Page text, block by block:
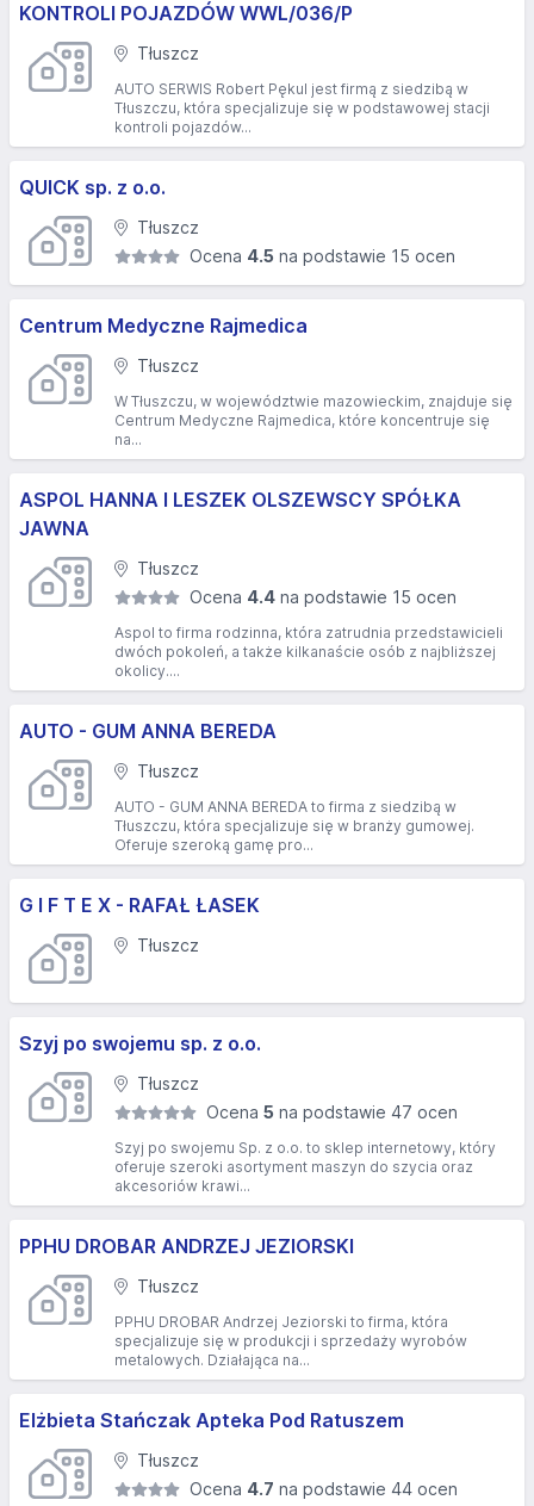
KONTROLI POJAZDÓW WWL/036/P
Tłuszcz
AUTO SERWIS Robert Pękul jest firmą z siedzibą w
Tłuszczu, która specjalizuje się w podstawowej stacji
kontroli pojazdów...
QUICK sp. z o.o.
Tłuszcz
Ocena 4.5 na podstawie 15 ocen
Centrum Medyczne Rajmedica
Tłuszcz
W Tłuszczu, w województwie mazowieckim, znajduje się
Centrum Medyczne Rajmedica, które koncentruje się
na...
ASPOL HANNA I LESZEK OLSZEWSCY SPÓŁKA
JAWNA
Tłuszcz
Ocena 4.4 na podstawie 15 ocen
Aspol to firma rodzinna, która zatrudnia przedstawicieli
dwóch pokoleń, a także kilkanaście osób z najbliższej
okolicy....
AUTO - GUM ANNA BEREDA
Tłuszcz
AUTO - GUM ANNA BEREDA to firma z siedzibą w
Tłuszczu, która specjalizuje się w branży gumowej.
Oferuje szeroką gamę pro...
G I F T E X - RAFAŁ ŁASEK
Tłuszcz
Szyj po swojemu sp. z o.o.
Tłuszcz
Ocena 5 na podstawie 47 ocen
Szyj po swojemu Sp. z o.o. to sklep internetowy, który
oferuje szeroki asortyment maszyn do szycia oraz
akcesoriów krawi...
PPHU DROBAR ANDRZEJ JEZIORSKI
Tłuszcz
PPHU DROBAR Andrzej Jeziorski to firma, która
specjalizuje się w produkcji i sprzedaży wyrobów
metalowych. Działająca na...
Elżbieta Stańczak Apteka Pod Ratuszem
Tłuszcz
Ocena 4.7 na podstawie 44 ocen